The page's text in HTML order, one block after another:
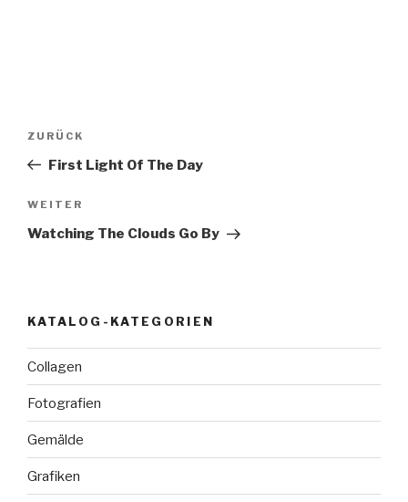
Beitragsnavigation
Vorheriger
Beitrag
ZURÜCK
First Light Of The Day
Nächster
Beitrag
WEITER
Watching The Clouds Go By
KATALOG-KATEGORIEN
Collagen
Fotografien
Gemälde
Grafiken